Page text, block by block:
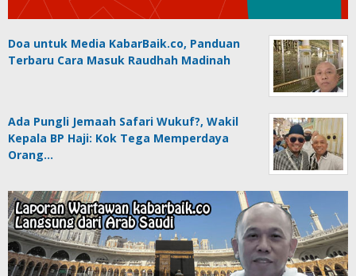
Doa untuk Media KabarBaik.co, Panduan
Terbaru Cara Masuk Raudhah Madinah
Ada Pungli Jemaah Safari Wukuf?, Wakil
Kepala BP Haji: Kok Tega Memperdaya
Orang…